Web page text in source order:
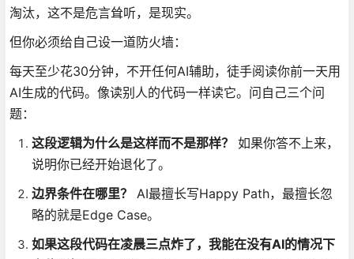
淘汰，这不是危言耸听，是现实。
但你必须给自己设一道防火墙：
每天至少花30分钟，不开任何AI辅助，徒手阅读你前一天用
AI生成的代码。像读别人的代码一样读它。问自己三个问
题：
这段逻辑为什么是这样而不是那样？
如果你答不上来，
说明你已经开始退化了。
边界条件在哪里？
AI最擅长写Happy Path，最擅长忽
略的就是Edge Case。
如果这段代码在凌晨三点炸了，我能在没有AI的情况下